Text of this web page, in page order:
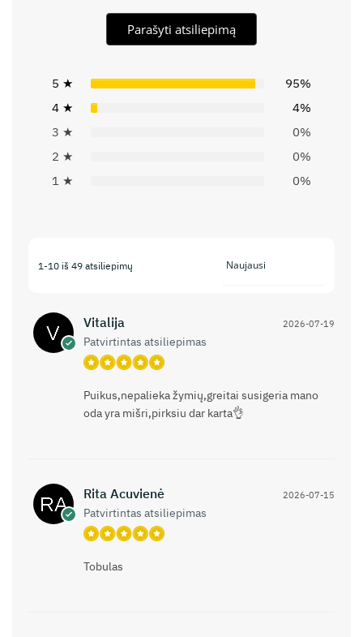
Parašyti atsiliepimą
5 ★
95%
4 ★
4%
3 ★
0%
2 ★
0%
1 ★
0%
1-10 iš 49 atsiliepimų
Vitalija
Patvirtintas atsiliepimas
2026-07-19
Puikus,nepalieka žymių,greitai susigeria mano
oda yra mišri,pirksiu dar karta👌
Rita Acuvienė
Patvirtintas atsiliepimas
2026-07-15
Tobulas